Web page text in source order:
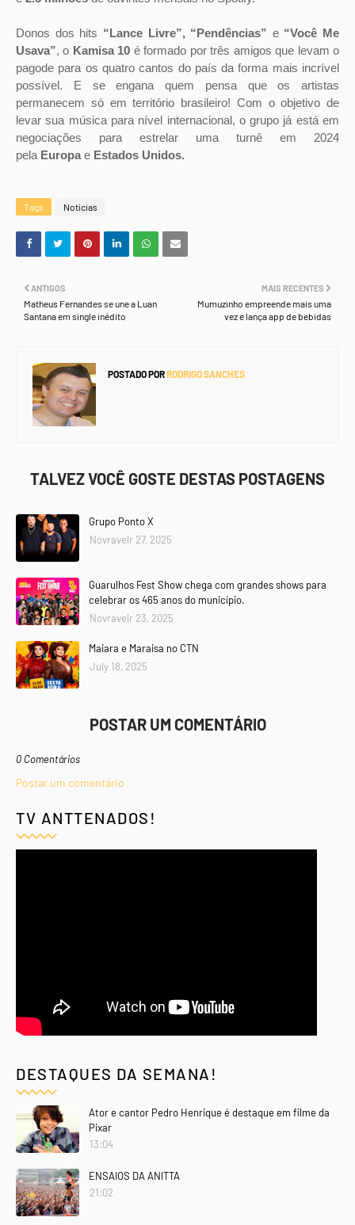
Donos dos hits “Lance Livre”, “Pendências” e “Você Me
Usava”, o Kamisa 10 é formado por três amigos que levam o
pagode para os quatro cantos do país da forma mais incrível
possível. E se engana quem pensa que os artistas
permanecem só em território brasileiro! Com o objetivo de
levar sua música para nível internacional, o grupo já está em
negociações para estrelar uma turnê em 2024
pela Europa e Estados Unidos.
Tags Notícias
MAIS RECENTES
Mumuzinho empreende mais uma
vez e lança app de bebidas
ANTIGOS
Matheus Fernandes se une a Luan
Santana em single inédito
POSTADO PORRODRIGO SANCHES
TALVEZ VOCÊ GOSTE DESTAS POSTAGENS
Grupo Ponto X
Novravelr 27, 2025
Guarulhos Fest Show chega com grandes shows para
celebrar os 465 anos do município.
Novravelr 23, 2025
Maiara e Maraisa no CTN
July 18, 2025
POSTAR UM COMENTÁRIO
0 Comentários
Postar um comentário
TV ANTTENADOS!
DESTAQUES DA SEMANA!
Ator e cantor Pedro Henrique é destaque em filme da
Pixar
13:04
ENSAIOS DA ANITTA
21:02